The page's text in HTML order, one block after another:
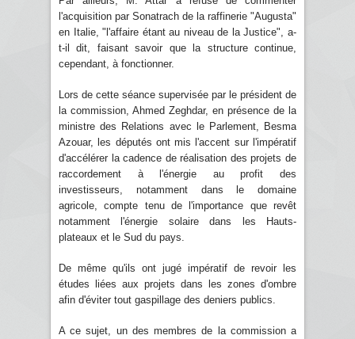
l'acquisition par Sonatrach de la raffinerie "Augusta"
en Italie, "l'affaire étant au niveau de la Justice", a-
t-il dit, faisant savoir que la structure continue,
cependant, à fonctionner.
Lors de cette séance supervisée par le président de
la commission, Ahmed Zeghdar, en présence de la
ministre des Relations avec le Parlement, Besma
Azouar, les députés ont mis l'accent sur l'impératif
d'accélérer la cadence de réalisation des projets de
raccordement à l'énergie au profit des
investisseurs, notamment dans le domaine
agricole, compte tenu de l'importance que revêt
notamment l'énergie solaire dans les Hauts-
plateaux et le Sud du pays.
De même qu'ils ont jugé impératif de revoir les
études liées aux projets dans les zones d'ombre
afin d'éviter tout gaspillage des deniers publics.
A ce sujet, un des membres de la commission a